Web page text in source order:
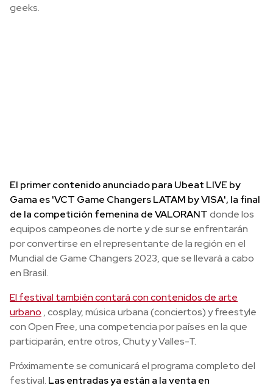
geeks.
El primer contenido anunciado para Ubeat LIVE by
Gama es 'VCT Game Changers LATAM by VISA', la final
de la competición femenina de VALORANTdonde los
equipos campeones de norte y de sur se enfrentarán
por convertirse en el representante de la región en el
Mundial de Game Changers 2023, que se llevará a cabo
en Brasil.
El festival también contará con contenidos de arte
urbano , cosplay, música urbana (conciertos) y freestyle
con Open Free, una competencia por países en la que
participarán, entre otros, Chuty y Valles-T.
Próximamente se comunicará el programa completo del
festival. Las entradas ya están a la venta en